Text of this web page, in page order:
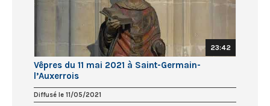
23:42
Vêpres du 11 mai 2021 à Saint-Germain-
l’Auxerrois
Diffusé le 11/05/2021